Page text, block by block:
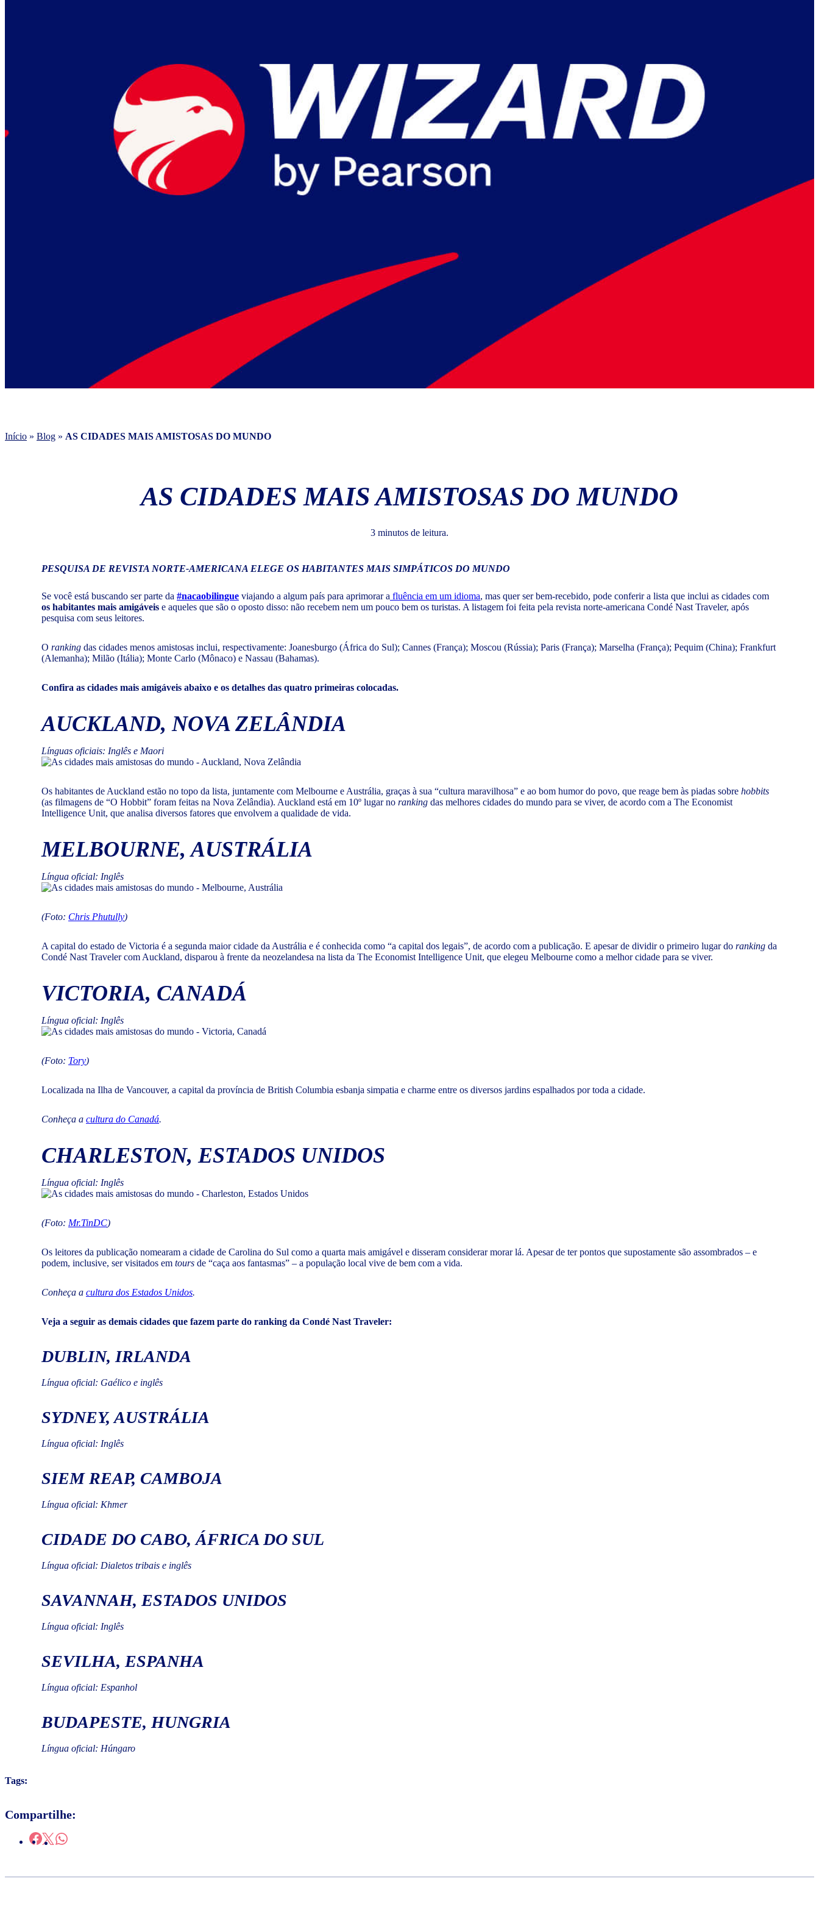
Início » Blog » AS CIDADES MAIS AMISTOSAS DO MUNDO
AS CIDADES MAIS AMISTOSAS DO MUNDO
3 minutos de leitura.
PESQUISA DE REVISTA NORTE-AMERICANA ELEGE OS HABITANTES MAIS SIMPÁTICOS DO MUNDO
Se você está buscando ser parte da #nacaobilingue viajando a algum país para aprimorar a fluência em um idioma, mas quer ser bem-recebido, pode conferir a lista que inclui as cidades com
os habitantes mais amigáveis e aqueles que são o oposto disso: não recebem nem um pouco bem os turistas. A listagem foi feita pela revista norte-americana Condé Nast Traveler, após
pesquisa com seus leitores.
O ranking das cidades menos amistosas inclui, respectivamente: Joanesburgo (África do Sul); Cannes (França); Moscou (Rússia); Paris (França); Marselha (França); Pequim (China); Frankfurt
(Alemanha); Milão (Itália); Monte Carlo (Mônaco) e Nassau (Bahamas).
Confira as cidades mais amigáveis abaixo e os detalhes das quatro primeiras colocadas.
AUCKLAND, NOVA ZELÂNDIA
Línguas oficiais: Inglês e Maori
Os habitantes de Auckland estão no topo da lista, juntamente com Melbourne e Austrália, graças à sua “cultura maravilhosa” e ao bom humor do povo, que reage bem às piadas sobre hobbits
(as filmagens de “O Hobbit” foram feitas na Nova Zelândia). Auckland está em 10º lugar no ranking das melhores cidades do mundo para se viver, de acordo com a The Economist
Intelligence Unit, que analisa diversos fatores que envolvem a qualidade de vida.
MELBOURNE, AUSTRÁLIA
Língua oficial: Inglês
(Foto: Chris Phutully)
A capital do estado de Victoria é a segunda maior cidade da Austrália e é conhecida como “a capital dos legais”, de acordo com a publicação. E apesar de dividir o primeiro lugar do ranking da
Condé Nast Traveler com Auckland, disparou à frente da neozelandesa na lista da The Economist Intelligence Unit, que elegeu Melbourne como a melhor cidade para se viver.
VICTORIA, CANADÁ
Língua oficial: Inglês
(Foto: Tory)
Localizada na Ilha de Vancouver, a capital da província de British Columbia esbanja simpatia e charme entre os diversos jardins espalhados por toda a cidade.
Conheça a cultura do Canadá.
CHARLESTON, ESTADOS UNIDOS
Língua oficial: Inglês
(Foto: Mr.TinDC)
Os leitores da publicação nomearam a cidade de Carolina do Sul como a quarta mais amigável e disseram considerar morar lá. Apesar de ter pontos que supostamente são assombrados – e
podem, inclusive, ser visitados em tours de “caça aos fantasmas” – a população local vive de bem com a vida.
Conheça a cultura dos Estados Unidos.
Veja a seguir as demais cidades que fazem parte do ranking da Condé Nast Traveler:
DUBLIN, IRLANDA
Língua oficial: Gaélico e inglês
SYDNEY, AUSTRÁLIA
Língua oficial: Inglês
SIEM REAP, CAMBOJA
Língua oficial: Khmer
CIDADE DO CABO, ÁFRICA DO SUL
Língua oficial: Dialetos tribais e inglês
SAVANNAH, ESTADOS UNIDOS
Língua oficial: Inglês
SEVILHA, ESPANHA
Língua oficial: Espanhol
BUDAPESTE, HUNGRIA
Língua oficial: Húngaro
Tags:
Compartilhe: